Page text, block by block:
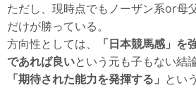
ただし、現時点でもノーザン系or母
だけが勝っている。
方向性としては、
「日本競馬感」を
であれば良いという元も子もない結
「期待された能力を発揮する」 とい